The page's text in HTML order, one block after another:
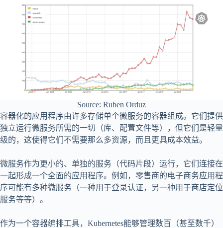
Source: Ruben Orduz
容器化的应用程序由许多存储单个微服务的容器组成。它们提供
独立运行微服务所需的一切（库、配置文件等），但它们是轻量
级的，这使得它们不需要那么多资源，而且更具成本效益。
微服务作为更小的、单独的服务（代码片段）运行，它们连接在
一起形成一个全面的应用程序。例如，零售商的电子商务应用程
序可能有多种微服务（一种用于登录认证，另一种用于商店定位
服务等等）。
作为一个容器编排工具，Kubernetes能够管理数百（甚至数千）